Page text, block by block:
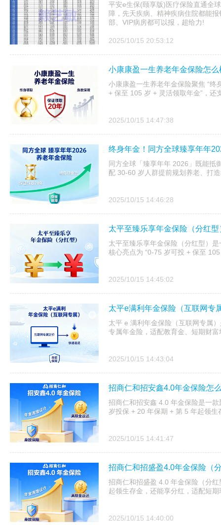
平安e生保(颐享版)医疗保险直通全
障，先天疾病、精神疾病住院都能
部、VIP病房都可以报，超给力!
2025/10/15 20:53:12
小康康盈一生养老年金保险怎
小康康盈一生养老年金保险聚焦 “终
+ 保至 105 岁 + 灵活领取年金”，还
2025/10/15 14:47:38
终身年金！同方全球臻享年年
同方全球「臻享年年 2026」既能抵
配 30-60 岁人群提前规划养老、打
2025/10/15 14:46:28
太平至臻乐享年金保险（分红
太平至臻乐享年金保险（分红型）
核心亮点为 “0-75 岁可投 + 保至
2025/10/15 14:45:02
太平e满利年金保险（互联网专
太平 e 满利年金保险（互联网专属
专属年金险，适配教育金、短期财
2025/10/15 14:43:04
招商仁和招安鑫4.0年金保险怎
招商仁和招安鑫 4.0 年金保险是一款
岁投保 + 20 年保期 + 第 5 年起领生
2025/10/15 14:41:47
招商仁和招盛盈4.0年金保险（
招商仁和招盛盈 4.0 年金保险（分
起领生存金，还能享分红，适配短
2025/10/15 14:40:00